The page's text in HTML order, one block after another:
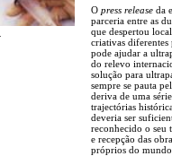
O press release da
parceria entre as
que despertou
criativas diferentes
pode ajudar a
do relevo
solução para
sempre se pauta
deriva de uma
trajectórias
deveria ser
reconhecido o seu
e recepção das
próprios do